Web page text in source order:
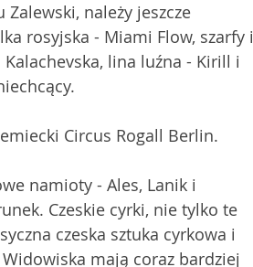
należy jeszcze
rosyjska - Miami Flow, szarfy i
lina luźna - Kirill i
Circus Rogall Berlin.
namioty - Ales, Lanik i
Czeskie cyrki, nie tylko te
czeska sztuka cyrkowa i
mają coraz bardziej